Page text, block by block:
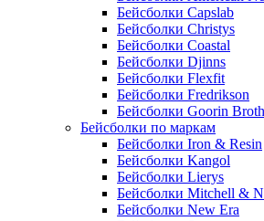
Бейсболки Capslab
Бейсболки Christys
Бейсболки Coastal
Бейсболки Djinns
Бейсболки Flexfit
Бейсболки Fredrikson
Бейсболки Goorin
Бейсболки по маркам
Бейсболки Iron & Resin
Бейсболки Kangol
Бейсболки Lierys
Бейсболки Mitchell &
Бейсболки New Era